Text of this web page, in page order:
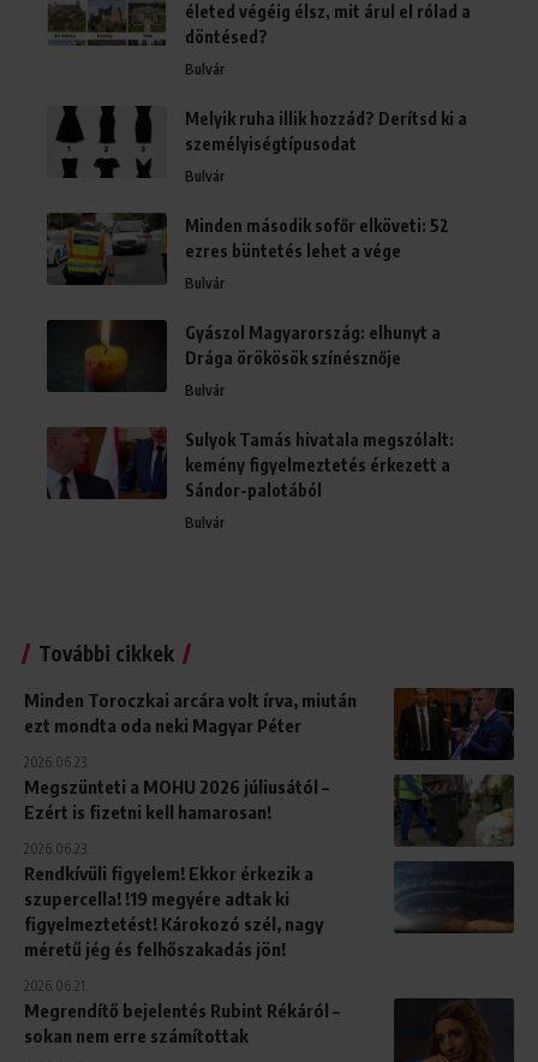
életed végéig élsz, mit árul el rólad a
döntésed?
Bulvár
Melyik ruha illik hozzád? Derítsd ki a
személyiségtípusodat
Bulvár
Minden második sofőr elköveti: 52
ezres büntetés lehet a vége
Bulvár
Gyászol Magyarország: elhunyt a
Drága örökösök színésznője
Bulvár
Sulyok Tamás hivatala megszólalt:
kemény figyelmeztetés érkezett a
Sándor-palotából
Bulvár
További cikkek
Minden Toroczkai arcára volt írva, miután
ezt mondta oda neki Magyar Péter
2026.06.23.
Megszünteti a MOHU 2026 júliusától –
Ezért is fizetni kell hamarosan!
2026.06.23.
Rendkívüli figyelem! Ekkor érkezik a
szupercella! !19 megyére adtak ki
figyelmeztetést! Károkozó szél, nagy
méretű jég és felhőszakadás jön!
2026.06.21.
Megrendítő bejelentés Rubint Rékáról –
sokan nem erre számítottak